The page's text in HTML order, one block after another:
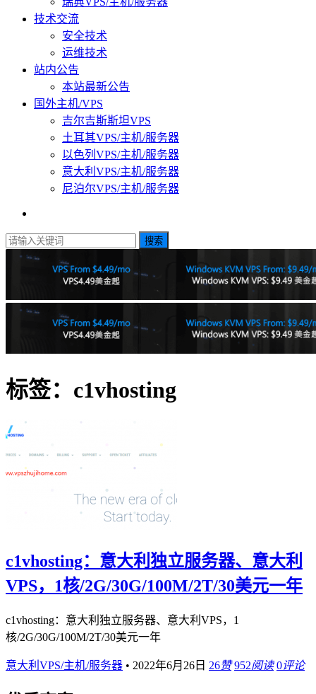
技术交流
安全技术
运维技术
站内公告
本站最新公告
国外主机/VPS
吉尔吉斯斯坦VPS
土耳其VPS/主机/服务器
以色列VPS/主机/服务器
意大利VPS/主机/服务器
尼泊尔VPS/主机/服务器
搜索
标签：c1vhosting
c1vhosting：意大利独立服务器、意大利
VPS，1核/2G/30G/100M/2T/30美元一年
c1vhosting：意大利独立服务器、意大利VPS，1
核/2G/30G/100M/2T/30美元一年
意大利VPS/主机/服务器 • 2022年6月26日 26赞 952阅读 0评论